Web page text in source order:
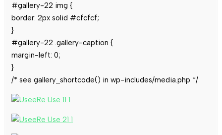
#gallery-22 img {
border: 2px solid #cfcfcf;
}
#gallery-22 .gallery-caption {
margin-left: 0;
}
/* see gallery_shortcode() in wp-includes/media.php */